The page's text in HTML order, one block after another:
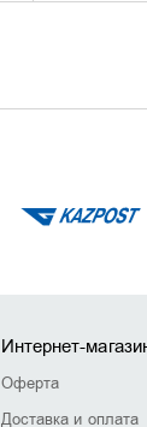
Интернет-
Оферта
Доставка и оплата